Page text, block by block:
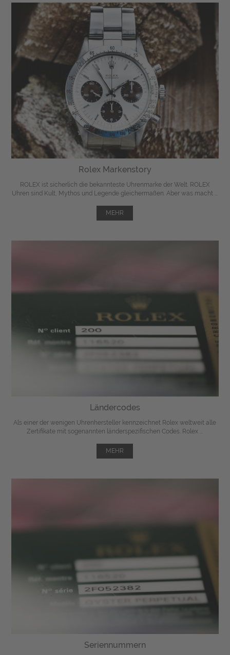
Rolex Markenstory
ROLEX ist sicherlich die bekannteste Uhrenmarke der Welt. ROLEX
Uhren sind Kult, Mythos und Legende gleichermaßen. Aber was macht ...
MEHR
Ländercodes
Als einer der wenigen Uhrenhersteller kennzeichnet Rolex weltweit alle
Zertifikate mit sogenannten länderspezifischen Codes. Rolex ...
MEHR
Seriennummern